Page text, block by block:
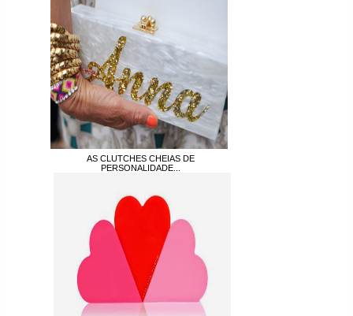
AS CLUTCHES CHEIAS DE
PERSONALIDADE...